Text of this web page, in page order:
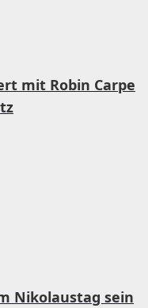
mit Robin Carpe
Nikolaustag sein